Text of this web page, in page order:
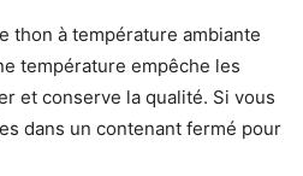
thon à température ambiante
température empêche les
et conserve la qualité. Si vous
dans un contenant fermé pour